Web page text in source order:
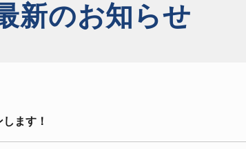
新のお知らせ
ます！